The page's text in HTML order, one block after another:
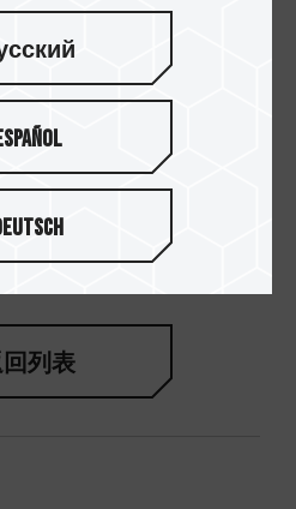
的产品状态。
Co., Ltd.的注册商标。
）为估算基准。
MicroSD Express存
列表